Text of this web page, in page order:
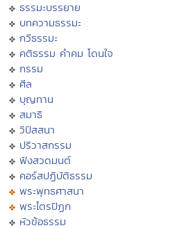
ธรรมะบรรยาย
บทความธรรมะ
กวีธรรมะ
คติธรรม คำคม โดนใจ
กรรม
ศีล
บุญทาน
สมาธิ
วิปัสสนา
ปริวาสกรรม
ฟังสวดมนต์
คอร์สปฏิบัติธรรม
พระพุทธศาสนา
พระไตรปิฏก
หัวข้อธรรม